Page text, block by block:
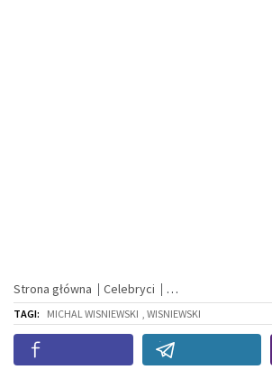
Strona główna Celebryci
TAGI: MICHAL WISNIEWSKI , WISNIEWSKI